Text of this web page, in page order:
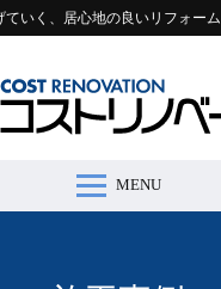
ていく、居心地の良いリフォーム
MENU